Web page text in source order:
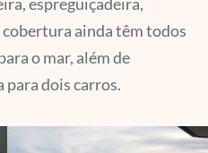
ainda têm todos
o mar, além de
para dois carros.